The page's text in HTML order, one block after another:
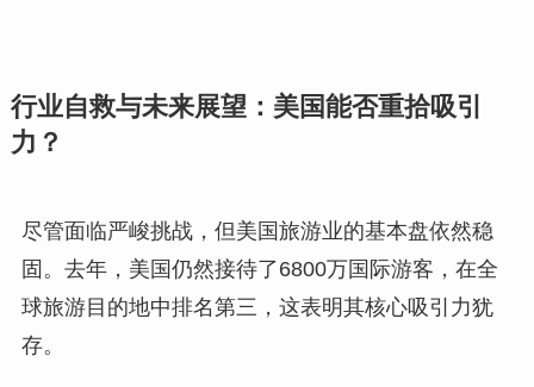
行业自救与未来展望：美国能否重拾吸引
力？
尽管面临严峻挑战，但美国旅游业的基本盘依然稳
固。去年，美国仍然接待了6800万国际游客，在全
球旅游目的地中排名第三，这表明其核心吸引力犹
存。